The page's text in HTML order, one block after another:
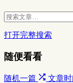
打开完整搜索
随便看看
随机一篇 文章